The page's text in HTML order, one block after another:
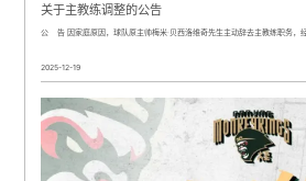
关于主教练调整的公告
公 告 因家庭原因，球队原主帅梅米·贝西洛维奇先生主动辞去主教练职务，
2025-12-19